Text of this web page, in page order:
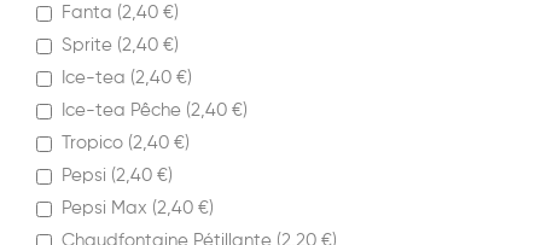
Fanta (2,40 €)
Sprite (2,40 €)
Ice-tea (2,40 €)
Ice-tea Pêche (2,40 €)
Tropico (2,40 €)
Pepsi (2,40 €)
Pepsi Max (2,40 €)
Chaudfontaine Pétillante (2,20 €)